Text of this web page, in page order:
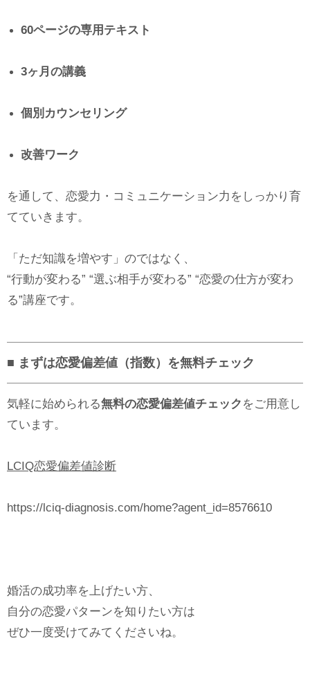
60ページの専用テキスト
3ヶ月の講義
個別カウンセリング
改善ワーク
を通して、恋愛力・コミュニケーション力をしっかり育
てていきます。
「ただ知識を増やす」のではなく、
“行動が変わる” “選ぶ相手が変わる” “恋愛の仕方が変わ
る”講座です。
■ まずは恋愛偏差値（指数）を無料チェック
気軽に始められる無料の恋愛偏差値チェック をご用意し
ています。
LCIQ恋愛偏差値診断
https://lciq-diagnosis.com/home?agent_id=8576610
婚活の成功率を上げたい方、
自分の恋愛パターンを知りたい方は
ぜひ一度受けてみてくださいね。